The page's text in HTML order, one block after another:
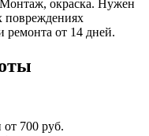
окраска. Нужен
ремонта от 14 дней.
от 700 руб.